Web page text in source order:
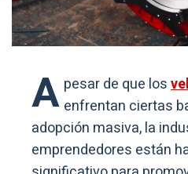
A pesar de que los
enfrentan ciertas
adopción masiva, la
emprendedores están